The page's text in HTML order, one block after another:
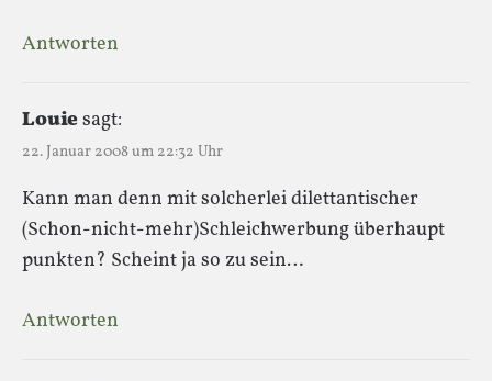
Antworten
Louiesagt:
22. Januar 2008 um 22:32 Uhr
Kann man denn mit solcherlei dilettantischer
(Schon-nicht-mehr)Schleichwerbung überhaupt
punkten? Scheint ja so zu sein…
Antworten